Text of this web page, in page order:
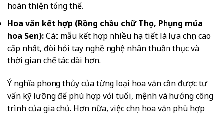
hoàn thiện tổng thể.
Hoa văn kết hợp (Rồng chầu chữ Thọ, Phụng múa
hoa Sen):Các mẫu kết hợp nhiều họa tiết là lựa chọn cao
cấp nhất, đòi hỏi tay nghề nghệ nhân thuần thục và
thời gian chế tác dài hơn.
Ý nghĩa phong thủy của từng loại hoa văn cần được tư
vấn kỹ lưỡng để phù hợp với tuổi, mệnh và hướng công
trình của gia chủ. Hơn nữa, việc chọn hoa văn phù hợp